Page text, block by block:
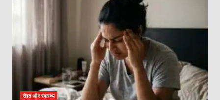
सेहत और स्वास्थ्य